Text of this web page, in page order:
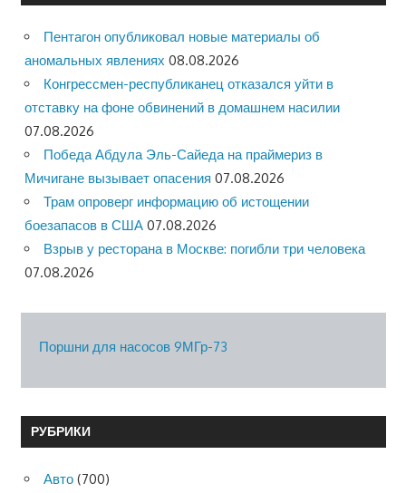
Пентагон опубликовал новые материалы об
аномальных явлениях 08.08.2026
Конгрессмен-республиканец отказался уйти в
отставку на фоне обвинений в домашнем насилии
07.08.2026
Победа Абдула Эль-Сайеда на праймериз в
Мичигане вызывает опасения 07.08.2026
Трам опроверг информацию об истощении
боезапасов в США 07.08.2026
Взрыв у ресторана в Москве: погибли три человека
07.08.2026
Поршни для насосов 9МГр-73
РУБРИКИ
Авто (700)